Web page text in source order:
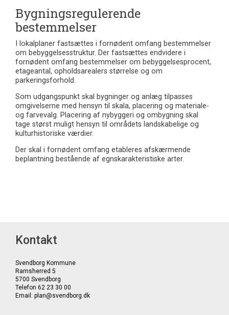
Bygningsregulerende
bestemmelser
I lokalplaner fastsættes i fornødent omfang bestemmelser
om bebyggelsesstruktur. Der fastsættes endvidere i
fornødent omfang bestemmelser om bebyggelsesprocent,
etageantal, opholdsarealers størrelse og om
parkeringsforhold.
Som udgangspunkt skal bygninger og anlæg tilpasses
omgivelserne med hensyn til skala, placering og materiale-
og farvevalg. Placering af nybyggeri og ombygning skal
tage størst muligt hensyn til områdets landskabelige og
kulturhistoriske værdier.
Der skal i fornødent omfang etableres afskærmende
beplantning bestående af egnskarakteristiske arter.
Kontakt
Svendborg Kommune
Ramsherred 5
5700 Svendborg
Telefon 62 23 30 00
Email: plan@svendborg.dk